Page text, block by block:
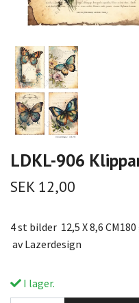
LDKL-906
SEK 12,00
4 st bilder 12,5 X 8,6
av Lazerdesign
I lager.